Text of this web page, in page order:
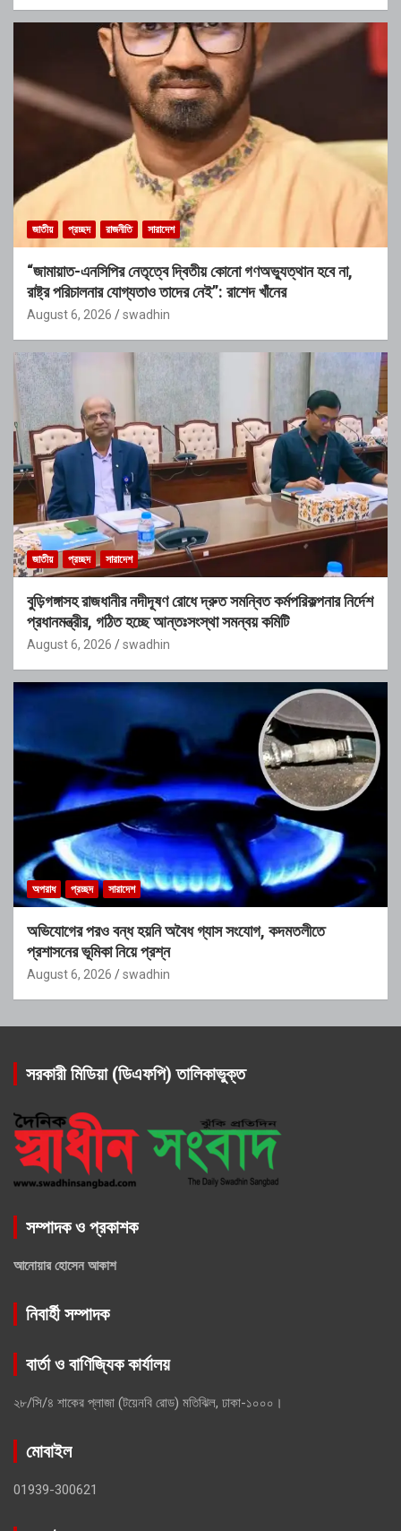
জাতীয় প্রচ্ছদ রাজনীতি সারাদেশ
“জামায়াত-এনসিপির নেতৃত্বে দ্বিতীয় কোনো গণঅভ্যুত্থান হবে না,
রাষ্ট্র পরিচালনার যোগ্যতাও তাদের নেই”: রাশেদ খাঁনের
August 6, 2026 swadhin
জাতীয় প্রচ্ছদ সারাদেশ
বুড়িগঙ্গাসহ রাজধানীর নদীদূষণ রোধে দ্রুত সমন্বিত কর্মপরিকল্পনার নির্দেশ
প্রধানমন্ত্রীর, গঠিত হচ্ছে আন্তঃসংস্থা সমন্বয় কমিটি
August 6, 2026 swadhin
অপরাধ প্রচ্ছদ সারাদেশ
অভিযোগের পরও বন্ধ হয়নি অবৈধ গ্যাস সংযোগ, কদমতলীতে
প্রশাসনের ভূমিকা নিয়ে প্রশ্ন
August 6, 2026 swadhin
সরকারী মিডিয়া (ডিএফপি) তালিকাভুক্ত
সম্পাদক ও প্রকাশক
আনোয়ার হোসেন আকাশ
নিবার্হী সম্পাদক
বার্তা ও বাণিজ্যিক কার্যালয়
২৮/সি/৪ শাকের প্লাজা (টয়েনবি রোড) মতিঝিল, ঢাকা-১০০০।
মোবাইল
01939-300621